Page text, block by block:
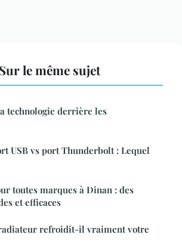
le même sujet
technologie derrière les
USB vs port Thunderbolt : Lequel
toutes marques à Dinan : des
et efficaces
refroidit-il vraiment votre